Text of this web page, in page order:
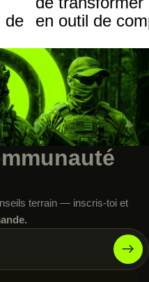
de
en outil de
terrain — inscris-toi et